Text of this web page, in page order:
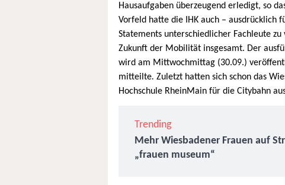
Hausaufgaben überzeugend erledigt, so
Vorfeld hatte die IHK auch – ausdrücklich
Statements unterschiedlicher Fachleute
Zukunft der Mobilität insgesamt. Der
wird am Mittwochmittag (30.09.)
mitteilte. Zuletzt hatten sich schon das
Hochschule RheinMain für die Citybahn
Trending
Mehr Wiesbadener Frauen auf
„frauen museum“